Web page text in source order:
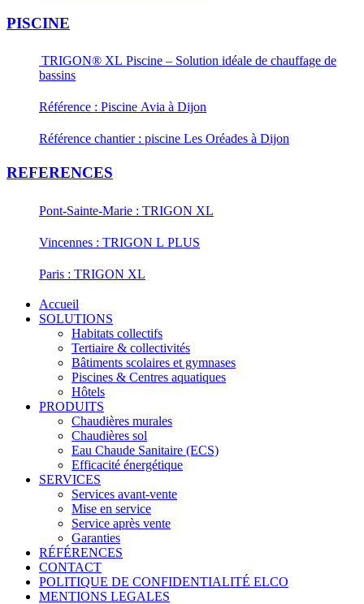
PISCINE
TRIGON® XL Piscine – Solution idéale de chauffage de
bassins
Référence : Piscine Avia à Dijon
Référence chantier : piscine Les Oréades à Dijon
REFERENCES
Pont-Sainte-Marie : TRIGON XL
Vincennes : TRIGON L PLUS
Paris : TRIGON XL
Accueil
SOLUTIONS
Habitats collectifs
Tertiaire & collectivités
Bâtiments scolaires et gymnases
Piscines & Centres aquatiques
Hôtels
PRODUITS
Chaudières murales
Chaudières sol
Eau Chaude Sanitaire (ECS)
Efficacité énergétique
SERVICES
Services avant-vente
Mise en service
Service après vente
Garanties
RÉFÉRENCES
CONTACT
POLITIQUE DE CONFIDENTIALITÉ ELCO
MENTIONS LEGALES